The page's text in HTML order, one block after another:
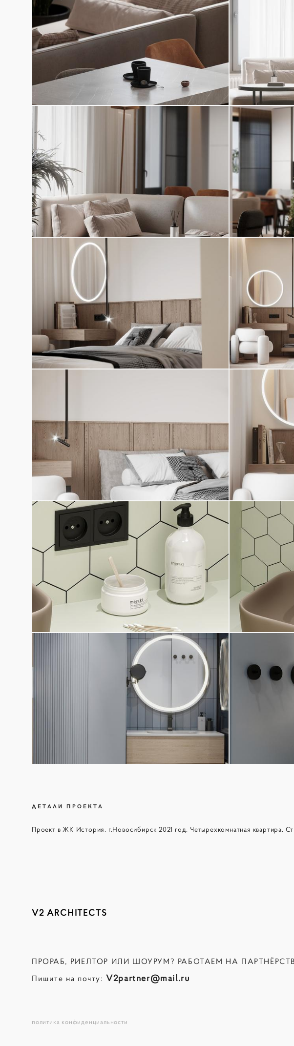
ДЕТАЛИ ПРОЕКТА
Проект в ЖК История. г.Новосибирск 2021 год. Четырехкомнатная квартира.
V2 ARCHITECTS
ПРОРАБ, РИЕЛТОР ИЛИ ШОУРУМ? РАБОТАЕМ НА
Пишите на почту:V2partner@mail.ru
политика конфиденциальности